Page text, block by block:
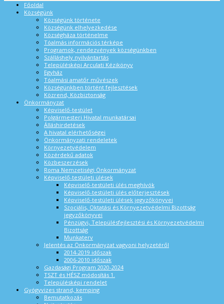
Főoldal
Községünk
Községünk története
Községünk elhelyezkedése
Községháza történelme
Tóalmás információs térképe
Programok, rendezvények községünkben
Szálláshely nyilvántartás
Településképi Arculati Kézikönyv
Egyház
Tóalmási amatőr művészek
Községünkben történt fejlesztések
Közrend, Közbiztonság
Önkormányzat
Képviselő-testület
Polgármesteri Hivatal munkatársai
Álláshirdetések
A hivatal elérhetőségei
Önkormányzati rendeletek
Környezetvédelem
Közérdekű adatok
Közbeszerzések
Roma Nemzetiségi Önkormányzat
Képviselő-testületi ülések
Képviselő-testületi ülés meghívók
Képviselő-testületi ülés előterjesztések
Képviselő-testületi ülések jegyzőkönyvei
Szociális, Oktatási és Környezetvédelmi Bizottság
jegyzőkönyvei
Pénzügyi, Településfejlesztési és Környezetvédelmi
Bizottság
Munkaterv
Jelentés az Önkormányzat vagyoni helyzetéről
2014-2019 időszak
2006-2010 időszak
Gazdasági Program 2020-2024
TSZT és HÉSZ módosítás 1.
Településképi rendelet
Gyógyvizes strand, kemping
Bemutatkozás